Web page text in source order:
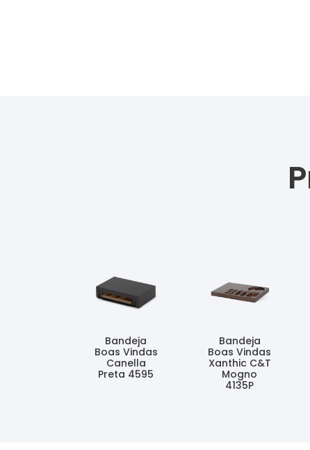
Bandeja
Boas Vindas
Canella
Preta 4595
Bandeja
Boas Vindas
Xanthic C&T
Mogno
4135P